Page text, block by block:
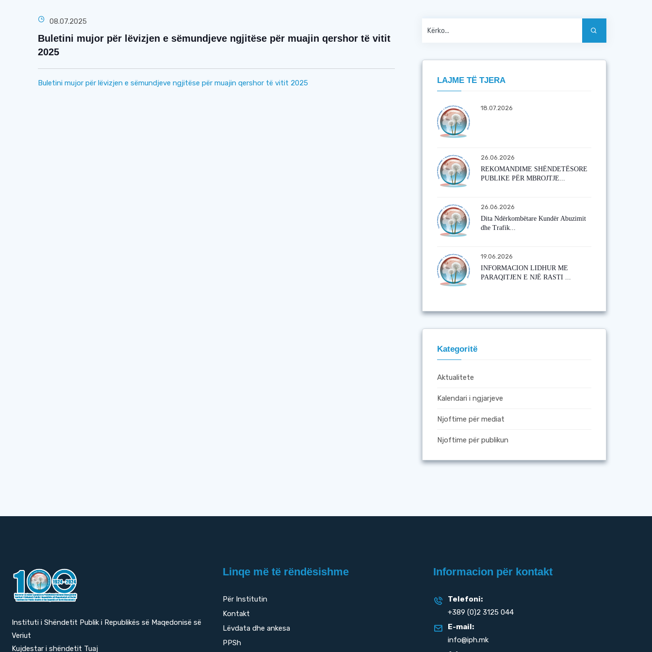
08.07.2025
Buletini mujor për lëvizjen e sëmundjeve ngjitëse për muajin qershor të vitit
2025
Buletini mujor për lëvizjen e sëmundjeve ngjitëse për muajin qershor të vitit 2025 LAJME TË TJERA
18.07.2026
26.06.2026
REKOMANDIME SHËNDETËSORE
PUBLIKE PËR MBROJTJE...
26.06.2026
Dita Ndërkombëtare Kundër Abuzimit
dhe Trafik...
19.06.2026
INFORMACION LIDHUR ME
PARAQITJEN E NJË RASTI ...
Kategoritë
Aktualitete
Kalendari i ngjarjeve
Njoftime për mediat
Njoftime për publikun
Instituti i Shëndetit Publik i Republikës së Maqedonisë së
Veriut
Kujdestar i shëndetit Tuaj
Linqe më të rëndësishme
Për Institutin
Kontakt
Lëvdata dhe ankesa
PPSh
Informacion për kontakt
Telefoni:
+389 (0)2 3125 044
E-mail:
info@iph.mk